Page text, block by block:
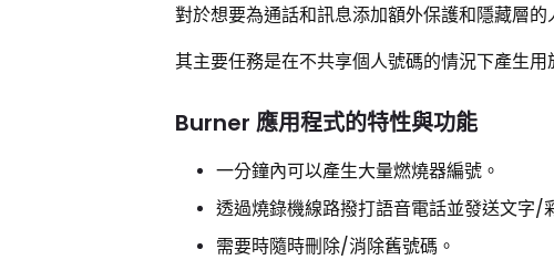
對於想要為通話和訊息添加額外保護和隱藏層
其主要任務是在不共享個人號碼的情況下產生
Burner 應用程式的特性與功能
一分鐘內可以產生大量燃燒器編號。
透過燒錄機線路撥打語音電話並發送文字/
需要時隨時刪除/消除舊號碼。